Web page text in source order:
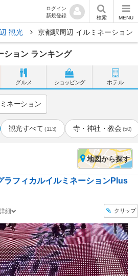
ログイン
新規登録
検索 MENU
観光 京都駅周辺 イルミネーション
ション ランキング
グルメ ショッピング ホテル
ネーション
観光すべて (113) 寺・神社・教会 (50)
地図から探す
ラフィカルイルミネーションPlus
細 クリップ